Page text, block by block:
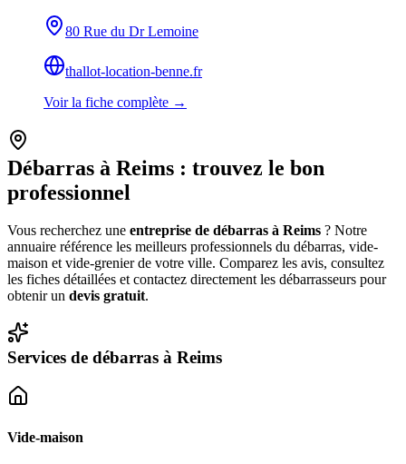
80 Rue du Dr Lemoine
thallot-location-benne.fr
Voir la fiche complète →
Débarras à Reims : trouvez le bon
professionnel
Vous recherchez une entreprise de débarras à Reims ? Notre
annuaire référence les meilleurs professionnels du débarras, vide-
maison et vide-grenier de votre ville. Comparez les avis, consultez
les fiches détaillées et contactez directement les débarrasseurs pour
obtenir un devis gratuit.
Services de débarras à Reims
Vide-maison